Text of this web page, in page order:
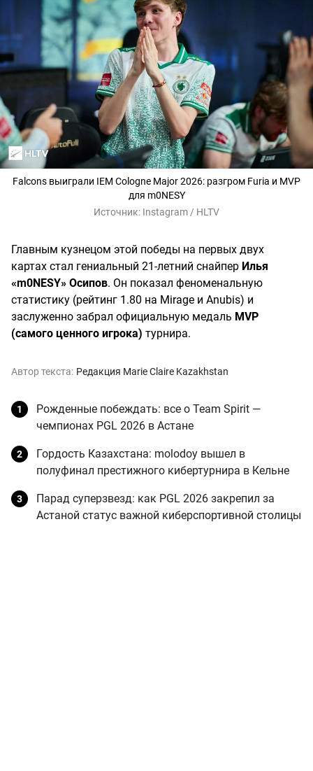
Falcons выиграли IEM Cologne Major 2026: разгром Furia и MVP
для m0NESY
Источник: Instagram / HLTV
Главным кузнецом этой победы на первых двух
картах стал гениальный 21-летний снайпер Илья
«m0NESY» Осипов. Он показал феноменальную
статистику (рейтинг 1.80 на Mirage и Anubis) и
заслуженно забрал официальную медаль MVP
(самого ценного игрока) турнира.
Автор текста: Редакция Marie Claire Kazakhstan
Рожденные побеждать: все о Team Spirit —
чемпионах PGL 2026 в Астане
Гордость Казахстана: molodoy вышел в
полуфинал престижного кибертурнира в Кельне
Парад суперзвезд: как PGL 2026 закрепил за
Астаной статус важной киберспортивной столицы